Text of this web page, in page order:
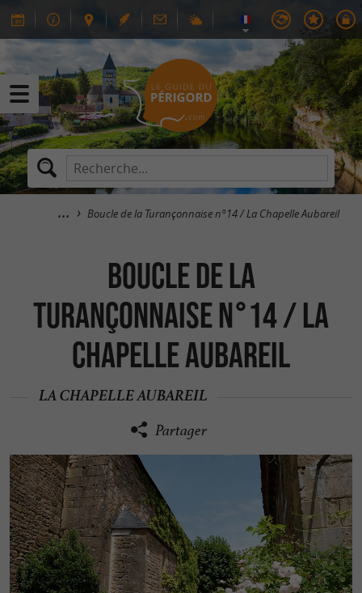
Boucle de la Turançonnaise n°14 / La Chapelle Aubareil
Boucle de la
Turançonnaise n°14 / La
Chapelle Aubareil
LA CHAPELLE AUBAREIL
Partager